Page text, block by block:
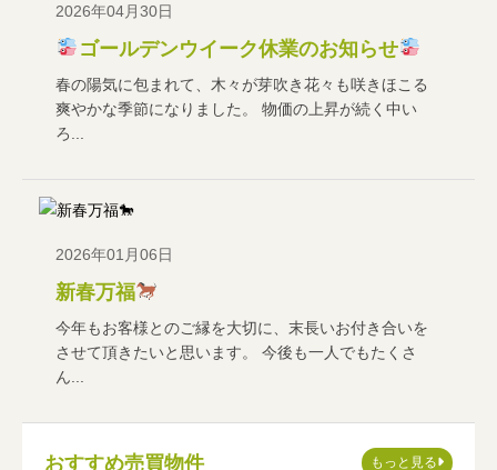
2026年04月30日
ゴールデンウイーク休業のお知らせ
春の陽気に包まれて、木々が芽吹き花々も咲きほこる
爽やかな季節になりました。 物価の上昇が続く中い
ろ...
2026年01月06日
新春万福
今年もお客様とのご縁を大切に、末長いお付き合いを
させて頂きたいと思います。 今後も一人でもたくさ
ん...
おすすめ売買物件 もっと見る